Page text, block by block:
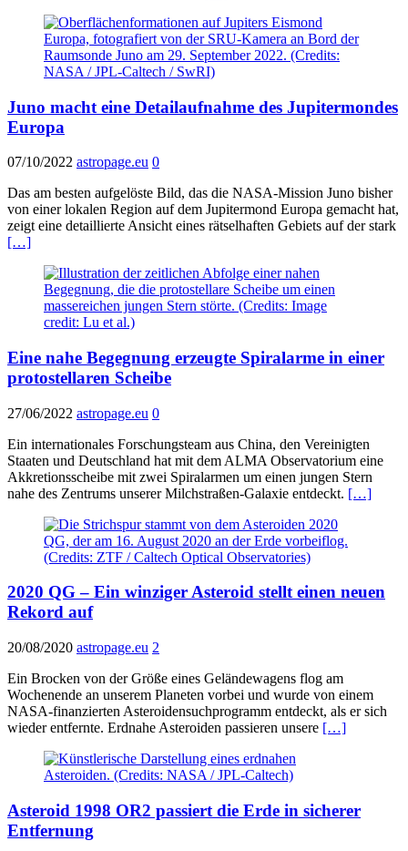
Juno macht eine Detailaufnahme des Jupitermondes
Europa
07/10/2022 astropage.eu 0
Das am besten aufgelöste Bild, das die NASA-Mission Juno bisher
von einer lokalen Region auf dem Jupitermond Europa gemacht hat,
zeigt eine detaillierte Ansicht eines rätselhaften Gebiets auf der stark
[…]
Eine nahe Begegnung erzeugte Spiralarme in einer
protostellaren Scheibe
27/06/2022 astropage.eu 0
Ein internationales Forschungsteam aus China, den Vereinigten
Staaten und Deutschland hat mit dem ALMA Observatorium eine
Akkretionsscheibe mit zwei Spiralarmen um einen jungen Stern
nahe des Zentrums unserer Milchstraßen-Galaxie entdeckt. […]
2020 QG – Ein winziger Asteroid stellt einen neuen
Rekord auf
20/08/2020 astropage.eu 2
Ein Brocken von der Größe eines Geländewagens flog am
Wochenende an unserem Planeten vorbei und wurde von einem
NASA-finanzierten Asteroidensuchprogramm entdeckt, als er sich
wieder entfernte. Erdnahe Asteroiden passieren unsere […]
Asteroid 1998 OR2 passiert die Erde in sicherer
Entfernung